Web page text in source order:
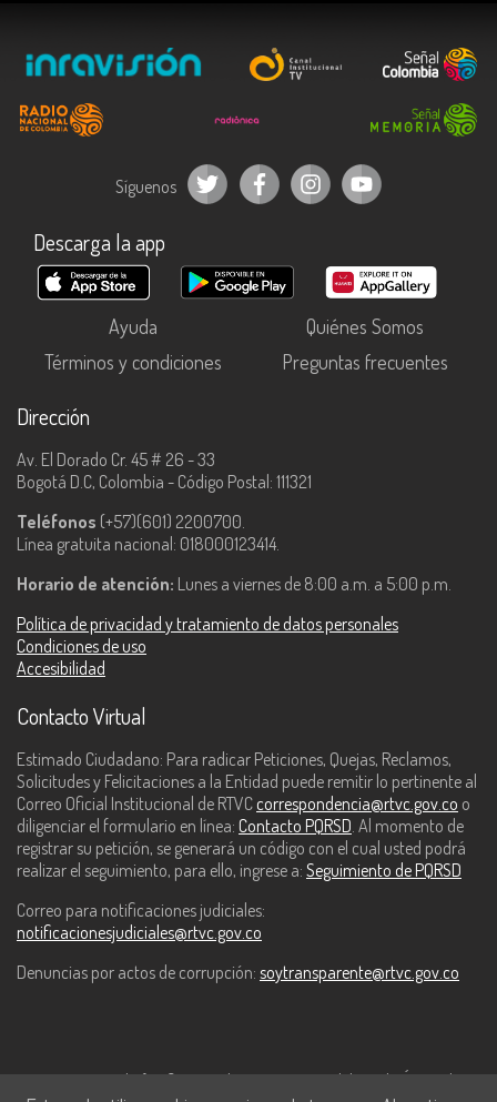
Síguenos
Descarga la app
Ayuda
Quiénes Somos
Términos y condiciones
Preguntas frecuentes
Dirección
Av. El Dorado Cr. 45 # 26 - 33
Bogotá D.C, Colombia - Código Postal: 111321
Teléfonos (+57)(601) 2200700.
Línea gratuita nacional: 018000123414.
Horario de atención: Lunes a viernes de 8:00 a.m. a 5:00 p.m.
Política de privacidad y tratamiento de datos personales
Condiciones de uso
Accesibilidad
Contacto Virtual
Estimado Ciudadano: Para radicar Peticiones, Quejas, Reclamos,
Solicitudes y Felicitaciones a la Entidad puede remitir lo pertinente al
Correo Oficial Institucional de RTVC correspondencia@rtvc.gov.co o
diligenciar el formulario en línea: Contacto PQRSD . Al momento de
registrar su petición, se generará un código con el cual usted podrá
realizar el seguimiento, para ello, ingrese a: Seguimiento de PQRSD
Correo para notificaciones judiciales:
notificacionesjudiciales@rtvc.gov.co
Denuncias por actos de corrupción: soytransparente@rtvc.gov.co
Este contenido fue financiado con recursos del Fondo Único de